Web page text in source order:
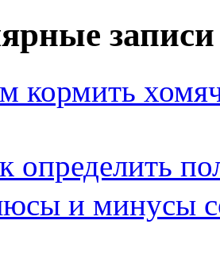
записи
кормить
определить
и минусы